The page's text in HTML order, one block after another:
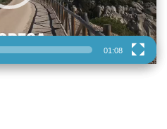
01:08